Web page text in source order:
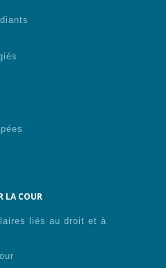
LA COUR
liés au droit et à